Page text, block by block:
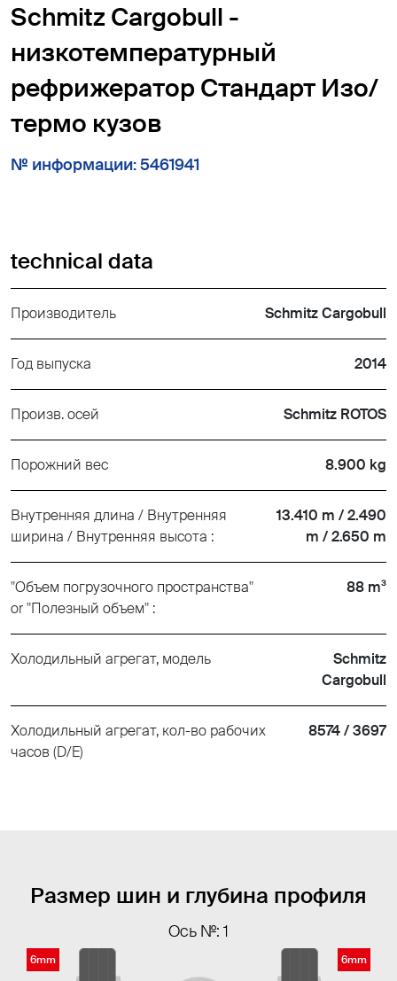
Schmitz Cargobull -
низкотемпературный
рефрижератор Cтандарт Изо/
термо кузов
№ информации: 5461941
technical data
Производитель Schmitz Cargobull
Год выпуска 2014
Произв. осей Schmitz ROTOS
Порожний вес 8.900 kg
Внутренняя длина / Внутренняя
ширина / Внутренняя высота :
13.410 m / 2.490
m / 2.650 m
"Объем погрузочного пространства"
or "Полезный объем" :
88 m³
Холодильный агрегат, модель
Schmitz
Cargobull
Холодильный агрегат, кол-во рабочих
часов (D/E)
8574 / 3697
Размер шин и глубина профиля
Ось №: 1
6mm 6mm